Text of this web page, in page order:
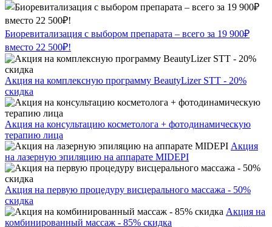
Биоревитализация с выбором препарата – всего за 19 900₽
вместо 22 500₽!
Акция на комплексную программу BeautyLizer STT - 20%
скидка
Акция на консультацию косметолога + фотодинамическую
терапию лица
Акция
на лазерную эпиляцию на аппарате MIDEPI
Акция на первую процедуру висцерального массажа - 50%
скидка
Акция на
комбинированный массаж - 85% скидка